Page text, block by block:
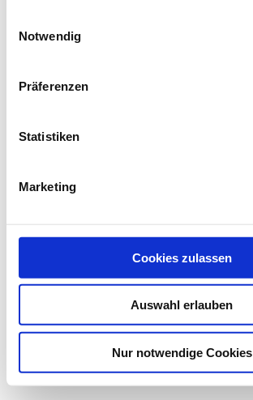
Notwendig
Präferenzen
Statistiken
Marketing
Cookies zulassen
Auswahl erlauben
Nur notwendige Cookies